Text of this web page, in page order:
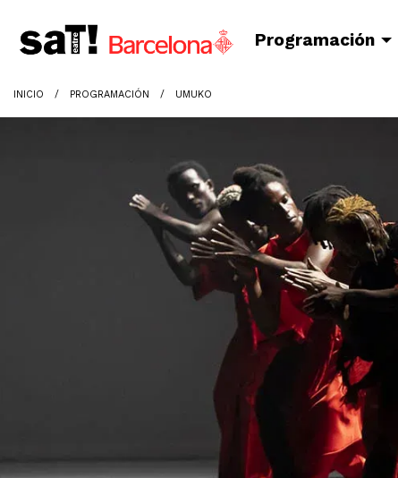
Programación
INICIO PROGRAMACIÓN UMUKO